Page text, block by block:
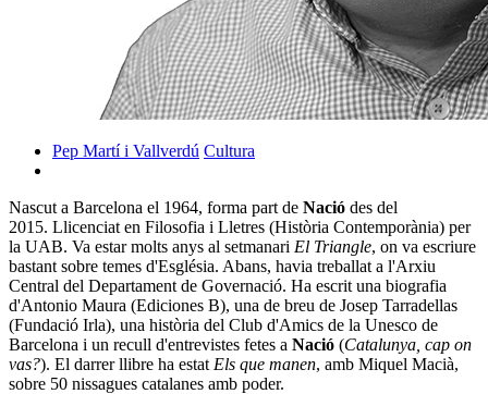
Pep Martí i Vallverdú Cultura
Nascut a Barcelona el 1964, forma part de Nació des del
2015. Llicenciat en Filosofia i Lletres (Història Contemporània) per
la UAB. Va estar molts anys al setmanari El Triangle, on va escriure
bastant sobre temes d'Església. Abans, havia treballat a l'Arxiu
Central del Departament de Governació. Ha escrit una biografia
d'Antonio Maura (Ediciones B), una de breu de Josep Tarradellas
(Fundació Irla), una història del Club d'Amics de la Unesco de
Barcelona i un recull d'entrevistes fetes a Nació (Catalunya, cap on
vas?). El darrer llibre ha estat Els que manen, amb Miquel Macià,
sobre 50 nissagues catalanes amb poder.